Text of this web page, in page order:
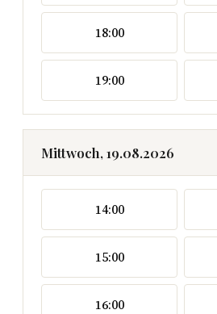
18:00
19:00
Mittwoch, 19.08.2026
14:00
15:00
16:00